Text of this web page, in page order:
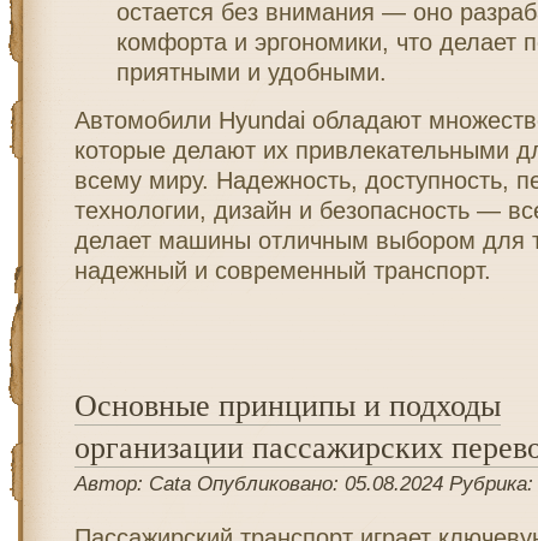
остается без внимания — оно
комфорта и эргономики, что делает
приятными и удобными.
Автомобили Hyundai обладают
которые делают их привлекательными
всему миру. Надежность, доступность,
технологии, дизайн и безопасность —
делает машины отличным выбором для
надежный и современный транспорт.
Основные принципы и подходы
организации пассажирских
Автор: Cata Опубликовано: 05.08.2024 Рубрика: